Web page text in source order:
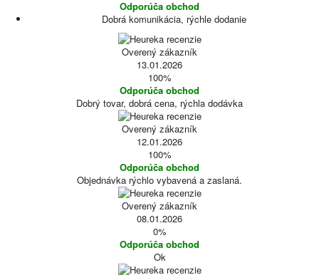
Odporúča obchod
Dobrá komunikácia, rýchle dodanie
Overený zákazník
13.01.2026
100%
Odporúča obchod
Dobrý tovar, dobrá cena, rýchla dodávka
Overený zákazník
12.01.2026
100%
Odporúča obchod
Objednávka rýchlo vybavená a zaslaná.
Overený zákazník
08.01.2026
0%
Odporúča obchod
Ok